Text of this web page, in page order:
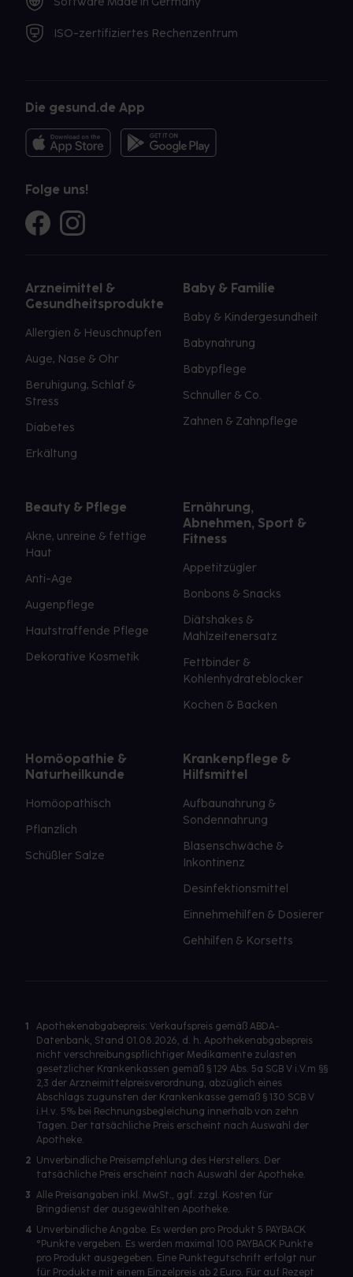
ISO-zertifiziertes Rechenzentrum
Die gesund.de App
Folge uns!
Arzneimittel &
Gesundheitsprodukte
Allergien & Heuschnupfen
Auge, Nase & Ohr
Beruhigung, Schlaf &
Stress
Diabetes
Erkältung
Baby & Familie
Baby & Kindergesundheit
Babynahrung
Babypflege
Schnuller & Co.
Zahnen & Zahnpflege
Beauty & Pflege
Akne, unreine & fettige
Haut
Anti-Age
Augenpflege
Hautstraffende Pflege
Dekorative Kosmetik
Ernährung,
Abnehmen, Sport &
Fitness
Appetitzügler
Bonbons & Snacks
Diätshakes &
Mahlzeitenersatz
Fettbinder &
Kohlenhydrateblocker
Kochen & Backen
Homöopathie &
Naturheilkunde
Homöopathisch
Pflanzlich
Schüßler Salze
Krankenpflege &
Hilfsmittel
Aufbaunahrung &
Sondennahrung
Blasenschwäche &
Inkontinenz
Desinfektionsmittel
Einnehmehilfen & Dosierer
Gehhilfen & Korsetts
1
Apothekenabgabepreis: Verkaufspreis gemäß ABDA-
Datenbank, Stand 01.08.2026, d. h. Apothekenabgabepreis
nicht verschreibungspflichtiger Medikamente zulasten
gesetzlicher Krankenkassen gemäß § 129 Abs. 5a SGB V i.V.m §§
2,3 der Arzneimittelpreisverordnung, abzüglich eines
Abschlags zugunsten der Krankenkasse gemäß § 130 SGB V
i.H.v. 5% bei Rechnungsbegleichung innerhalb von zehn
Tagen. Der tatsächliche Preis erscheint nach Auswahl der
Apotheke.
2 Unverbindliche Preisempfehlung des Herstellers. Der
tatsächliche Preis erscheint nach Auswahl der Apotheke.
3 Alle Preisangaben inkl. MwSt., ggf. zzgl. Kosten für
Bringdienst der ausgewählten Apotheke.
4 Unverbindliche Angabe. Es werden pro Produkt 5 PAYBACK
°Punkte vergeben. Es werden maximal 100 PAYBACK Punkte
pro Produkt ausgegeben. Eine Punktegutschrift erfolgt nur
für Produkte mit einem Einzelpreis ab 2 Euro. Für auf Rezept